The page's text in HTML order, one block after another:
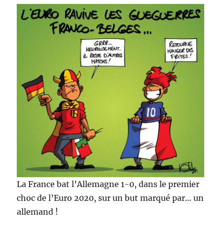
La France bat l’Allemagne 1-0, dans le premier
choc de l’Euro 2020, sur un but marqué par… un
allemand !